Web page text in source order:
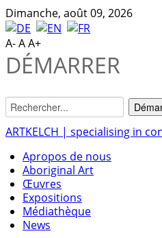
Dimanche, août 09, 2026
A-AA+
DÉMARRER
ARTKELCH | specialising in
Apropos de nous
Aboriginal Art
Œuvres
Expositions
Médiathèque
News